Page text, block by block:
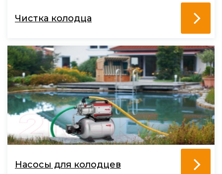
Чистка колодца
Насосы для колодцев